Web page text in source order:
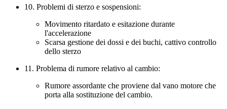
10. Problemi di sterzo e sospensioni:
Movimento ritardato e esitazione durante
l'accelerazione
Scarsa gestione dei dossi e dei buchi, cattivo controllo
dello sterzo
11. Problema di rumore relativo al cambio:
Rumore assordante che proviene dal vano motore che
porta alla sostituzione del cambio.